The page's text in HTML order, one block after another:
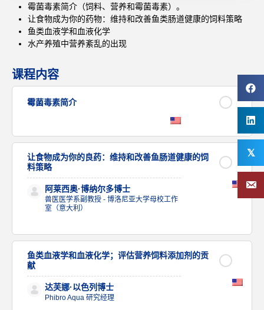
霉菌毒素简介（饲料、营养和霉菌毒素）。
让食物成为你的药物：维持和改善鱼类肠道健康的饲料策略
鱼类血液学和血液化学
水产养殖中营养紊乱的出现
课程内容
霉菌毒素简介
让食物成为你的良药：维持和改善鱼肠道健康的饲
料策略
阿莱西奥·博纳尔多博士
兽医医学系副教授 - 博洛尼亚大学母校工作
室（意大利）
鱼类血液学和血液化学；评估营养饲料添加剂的贡
献
达芙娜·以色列博士
Phibro Aqua 研究经理
𝕏